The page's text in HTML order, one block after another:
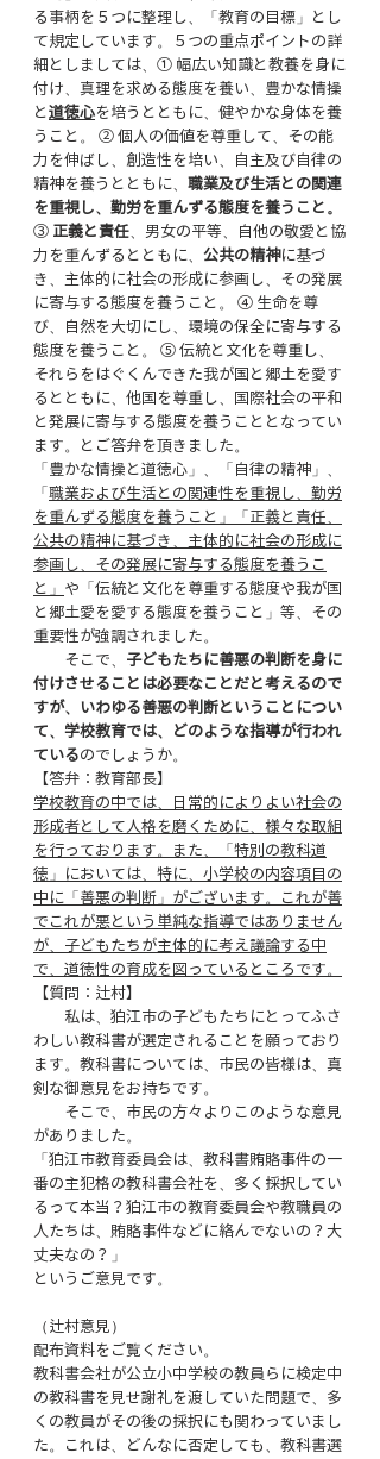
る事柄を５つに整理し、「教育の目標」とし
て規定しています。５つの重点ポイントの詳
細としましては、① 幅広い知識と教養を身に
付け、真理を求める態度を養い、豊かな情操
と道徳心を培うとともに、健やかな身体を養
うこと。 ② 個人の価値を尊重して、その能
力を伸ばし、創造性を培い、自主及び自律の
精神を養うとともに、 職業及び生活との関連
を重視し、勤労を重んずる態度を養うこと。
③ 正義と責任、男女の平等、自他の敬愛と協
力を重んずるとともに、 公共の精神に基づ
き、主体的に社会の形成に参画し、その発展
に寄与する態度を養うこと。 ④ 生命を尊
び、自然を大切にし、環境の保全に寄与する
態度を養うこと。 ⑤ 伝統と文化を尊重し、
それらをはぐくんできた我が国と郷土を愛す
るとともに、他国を尊重し、国際社会の平和
と発展に寄与する態度を養うこととなってい
ます。とご答弁を頂きました。
「豊かな情操と道徳心」、「自律の精神」、
「 職業および生活との関連性を重視し、勤労
を重んずる態度を養うこと」「正義と責任、
公共の精神に基づき、主体的に社会の形成に
参画し、その発展に寄与する態度を養うこ
と」 や「伝統と文化を尊重する態度や我が国
と郷土愛を愛する態度を養うこと」等、その
重要性が強調されました。
そこで、 子どもたちに善悪の判断を身に
付けさせることは必要なことだと考えるので
すが、いわゆる善悪の判断ということについ
て、学校教育では、どのような指導が行われ
ているのでしょうか。
【答弁：教育部長】
学校教育の中では、日常的によりよい社会の
形成者として人格を磨くために、様々な取組
を行っております。また、「特別の教科道
徳」においては、特に、小学校の内容項目の
中に「善悪の判断」がございます。これが善
でこれが悪という単純な指導ではありません
が、子どもたちが主体的に考え議論する中
で、道徳性の育成を図っているところです。
【質問：辻村】
私は、狛江市の子どもたちにとってふさ
わしい教科書が選定されることを願っており
ます。教科書については、市民の皆様は、真
剣な御意見をお持ちです。
そこで、市民の方々よりこのような意見
がありました。
「狛江市教育委員会は、教科書賄賂事件の一
番の主犯格の教科書会社を、多く採択してい
るって本当？狛江市の教育委員会や教職員の
人たちは、賄賂事件などに絡んでないの？大
丈夫なの？」
というご意見です。
（辻村意見）
配布資料をご覧ください。
教科書会社が公立小中学校の教員らに検定中
の教科書を見せ謝礼を渡していた問題で、多
くの教員がその後の採択にも関わっていまし
た。これは、どんなに否定しても、教科書選